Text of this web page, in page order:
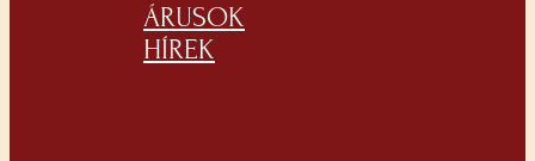
ÁRUSOK
HÍREK